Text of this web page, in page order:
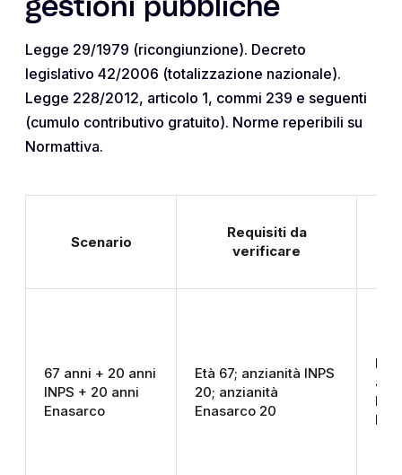
gestioni pubbliche
Legge 29/1979 (ricongiunzione). Decreto
legislativo 42/2006 (totalizzazione nazionale).
Legge 228/2012, articolo 1, commi 239 e seguenti
(cumulo contributivo gratuito). Norme reperibili su
Normattiva.
Scenario
Requisiti da
verificare
67 anni + 20 anni
INPS + 20 anni
Enasarco
Età 67; anzianità INPS
20; anzianità
Enasarco 20